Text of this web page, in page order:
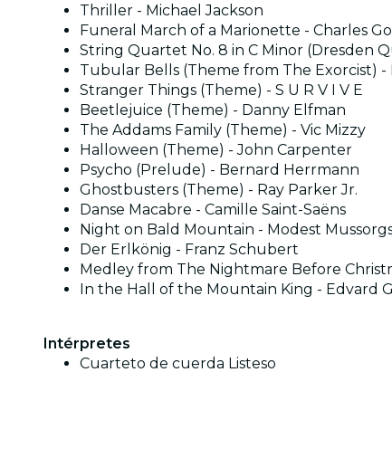
Thriller - Michael Jackson
Funeral March of a Marionette - Charles
String Quartet No. 8 in C Minor (Dresden
Tubular Bells (Theme from The Exorcist) -
Stranger Things (Theme) - S U R V I V E
Beetlejuice (Theme) - Danny Elfman
The Addams Family (Theme) - Vic Mizzy
Halloween (Theme) - John Carpenter
Psycho (Prelude) - Bernard Herrmann
Ghostbusters (Theme) - Ray Parker Jr.
Danse Macabre - Camille Saint-Saëns
Night on Bald Mountain - Modest
Der Erlkönig - Franz Schubert
Medley from The Nightmare Before
In the Hall of the Mountain King - Edvard
Intérpretes
Cuarteto de cuerda Listeso